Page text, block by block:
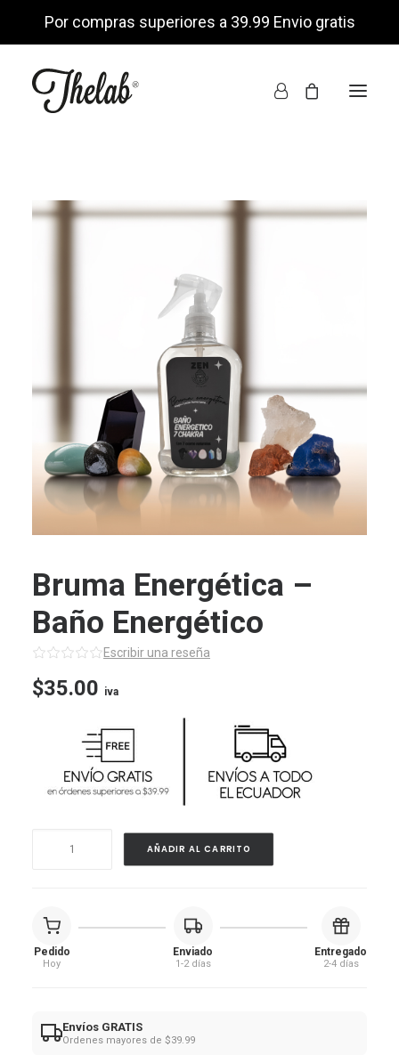
Por compras superiores a 39.99 Envio gratis
INICIO
MI CUENTA
Bruma Energética –
Baño Energético
Escribir una reseña
$35.00 iva
Energético
cantidad
AÑADIR AL CARRITO
Pedido
Hoy
Enviado
1-2 días
Entregado
2-4 días
Envíos GRATIS
Ordenes mayores de $39.99